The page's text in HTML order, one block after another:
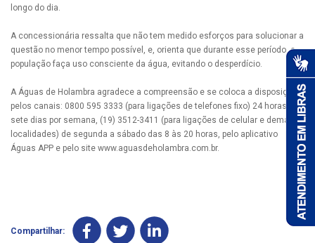
longo do dia.
A concessionária ressalta que não tem medido esforços para solucionar a
questão no menor tempo possível, e, orienta que durante esse período, a
população faça uso consciente da água, evitando o desperdício.
A Águas de Holambra agradece a compreensão e se coloca a disposição
pelos canais: 0800 595 3333 (para ligações de telefones fixo) 24 horas,
sete dias por semana, (19) 3512-3411 (para ligações de celular e demais
localidades) de segunda a sábado das 8 às 20 horas, pelo aplicativo
Águas APP e pelo site www.aguasdeholambra.com.br.
Compartilhar: